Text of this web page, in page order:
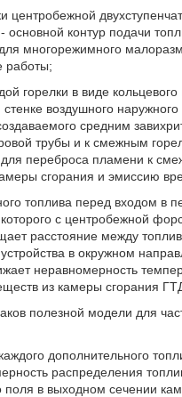
основной контур подачи
многорежимного
работы;
горелки в виде
воздушного
средним
трубы и к смежным
переброса пламени к
сгорания и эмиссию
топлива перед входом в
с центробежной
расстояние между
в окружном
неравномерность
из камеры сгорания
полезной модели для
дополнительного
распределения
поля в выходном сечении